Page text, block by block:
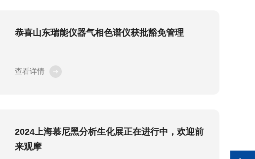
恭喜山东瑞能仪器气相色谱仪获批豁免管理
查看详情
2024上海慕尼黑分析生化展正在进行中，欢迎前
来观摩